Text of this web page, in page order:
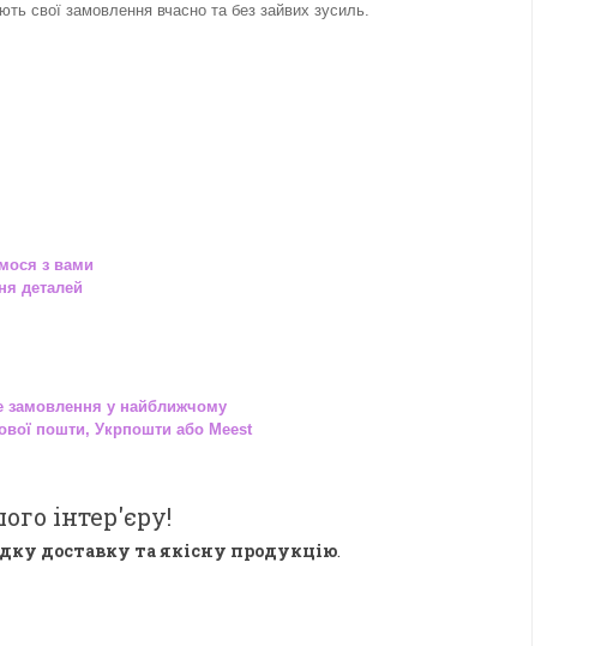
свої замовлення вчасно та без зайвих зусиль.
з вами
деталей
замовлення у найближчому
пошти, Укрпошти або Meest
інтер'єру!
доставку та якісну продукцію.